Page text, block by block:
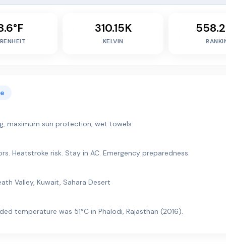
310.15K
KELVIN
maximum sun protection, wet towels.
Heatstroke risk. Stay in AC. Emergency preparedness.
Valley, Kuwait, Sahara Desert
temperature was 51°C in Phalodi, Rajasthan (2016).